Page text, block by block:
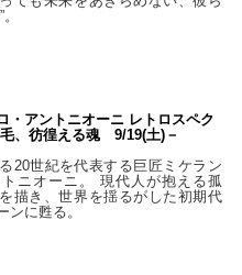
・アントニオーニ レトロスペク
、彷徨える魂 9/19(土)－
20世紀を代表する巨匠ミケラン
ニオーニ。 現代人が抱える孤
描き、世界を揺るがした初期代
ンに甦る。